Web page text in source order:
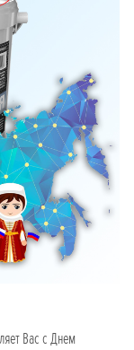
Вас с Днем